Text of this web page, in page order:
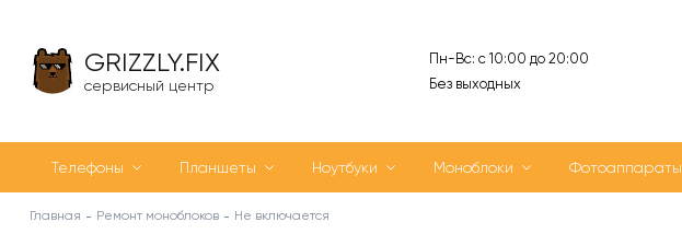
GRIZZLY.FIX
сервисный центр
Пн-Вс: с 10:00 до 20:00
Без выходных
Телефоны Планшеты Ноутбуки Моноблоки Фотоаппараты
Главная Ремонт моноблоков Не включается